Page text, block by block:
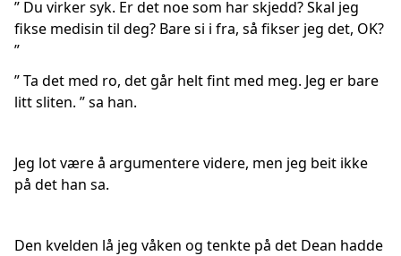
” Du virker syk. Er det noe som har skjedd? Skal jeg
fikse medisin til deg? Bare si i fra, så fikser jeg det, OK?
”
” Ta det med ro, det går helt fint med meg. Jeg er bare
litt sliten. ” sa han.
Jeg lot være å argumentere videre, men jeg beit ikke
på det han sa.
Den kvelden lå jeg våken og tenkte på det Dean hadde